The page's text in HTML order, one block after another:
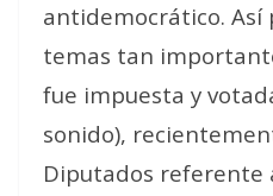
antidemocrático. Así
temas tan
fue impuesta y
sonido),
Diputados